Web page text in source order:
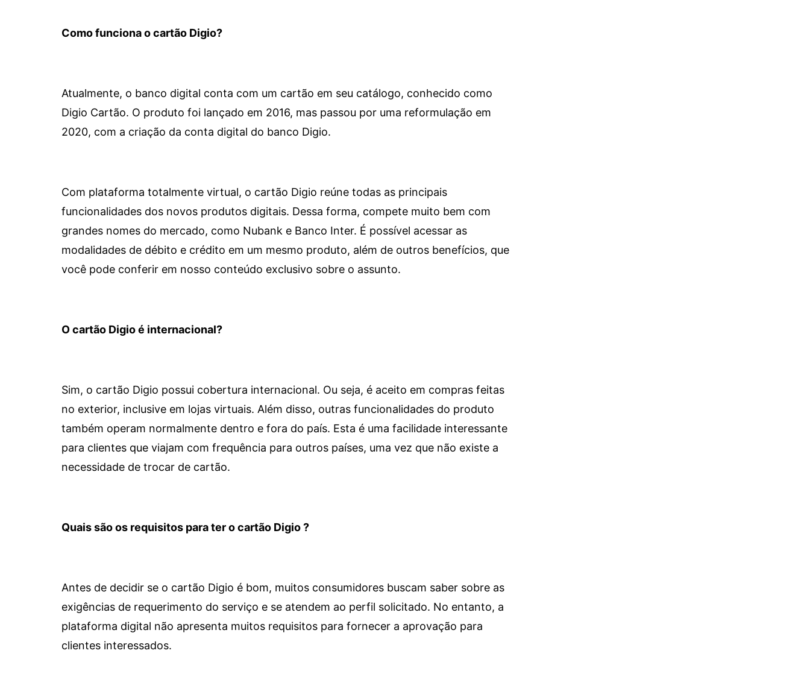
Como funciona o cartão Digio?
Atualmente, o banco digital conta com um cartão em seu catálogo, conhecido como
Digio Cartão. O produto foi lançado em 2016, mas passou por uma reformulação em
2020, com a criação da conta digital do banco Digio.
Com plataforma totalmente virtual, o cartão Digio reúne todas as principais
funcionalidades dos novos produtos digitais. Dessa forma, compete muito bem com
grandes nomes do mercado, como Nubank e Banco Inter. É possível acessar as
modalidades de débito e crédito em um mesmo produto, além de outros benefícios, que
você pode conferir em nosso conteúdo exclusivo sobre o assunto.
O cartão Digio é internacional?
Sim, o cartão Digio possui cobertura internacional. Ou seja, é aceito em compras feitas
no exterior, inclusive em lojas virtuais. Além disso, outras funcionalidades do produto
também operam normalmente dentro e fora do país. Esta é uma facilidade interessante
para clientes que viajam com frequência para outros países, uma vez que não existe a
necessidade de trocar de cartão.
Quais são os requisitos para ter o cartão Digio ?
Antes de decidir se o cartão Digio é bom, muitos consumidores buscam saber sobre as
exigências de requerimento do serviço e se atendem ao perfil solicitado. No entanto, a
plataforma digital não apresenta muitos requisitos para fornecer a aprovação para
clientes interessados.